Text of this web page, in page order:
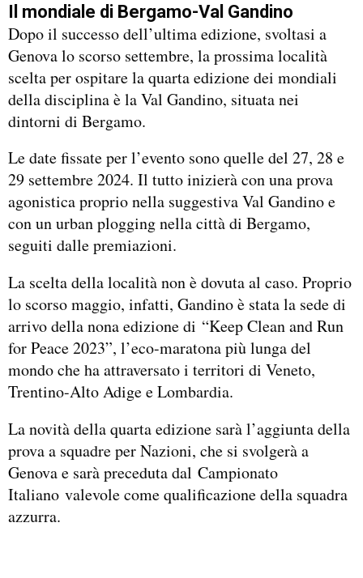
Il mondiale di Bergamo-Val Gandino
Dopo il successo dell’ultima edizione, svoltasi a
Genova lo scorso settembre, la prossima località
scelta per ospitare la quarta edizione dei mondiali
della disciplina è la Val Gandino, situata nei
dintorni di Bergamo.
Le date fissate per l’evento sono quelle del 27, 28 e
29 settembre 2024. Il tutto inizierà con una prova
agonistica proprio nella suggestiva Val Gandino e
con un urban plogging nella città di Bergamo,
seguiti dalle premiazioni.
La scelta della località non è dovuta al caso. Proprio
lo scorso maggio, infatti, Gandino è stata la sede di
arrivo della nona edizione di “Keep Clean and Run
for Peace 2023”, l’eco-maratona più lunga del
mondo che ha attraversato i territori di Veneto,
Trentino-Alto Adige e Lombardia.
La novità della quarta edizione sarà l’aggiunta della
prova a squadre per Nazioni, che si svolgerà a
Genova e sarà preceduta dal Campionato
Italiano valevole come qualificazione della squadra
azzurra.